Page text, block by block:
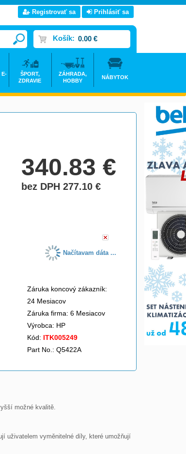
340.83€
bez DPH 277.10€
Načítavam dáta ...
Záruka koncový zákazník:
24 Mesiacov
Záruka firma: 6 Mesiacov
Výrobca: HP
Kód: ITK005249
Part No.: Q5422A
možné kvalitě.
uživatelem vyměnitelné díly, které umožňují
Registrovať sa Prihlásiť sa
Košík: 0.00 €
E-
ŠPORT,
ZDRAVIE
ZÁHRADA,
HOBBY
NÁBYTOK